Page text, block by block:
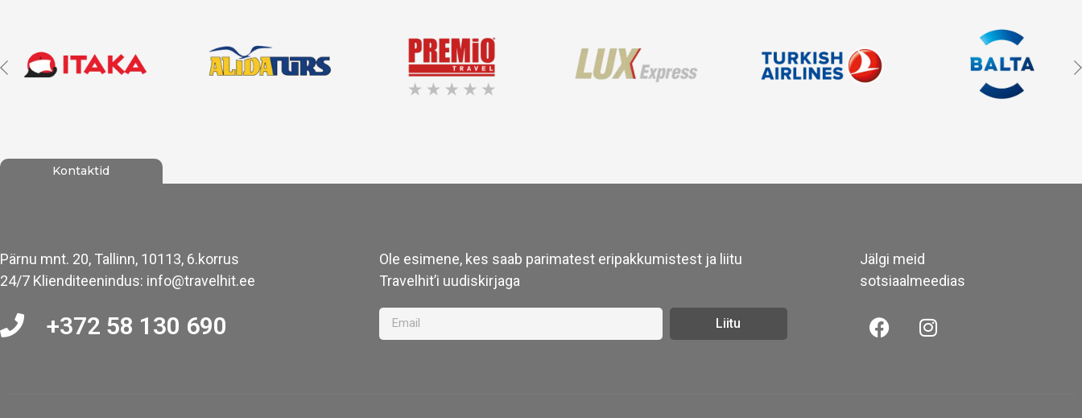
Kontaktid
Pärnu mnt. 20, Tallinn, 10113, 6.korrus
24/7 Klienditeenindus: info@travelhit.ee
+372 58 130 690
Ole esimene, kes saab parimatest eripakkumistest ja liitu
Travelhit’i uudiskirjaga
Liitu
Jälgi meid
sotsiaalmeedias